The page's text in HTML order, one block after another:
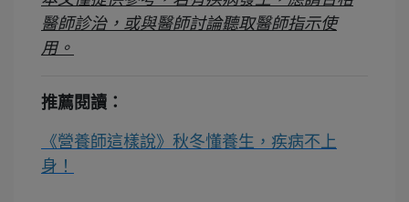
醫師診治，或與醫師討論聽取醫師指示使
用。
推薦閱讀：
《營養師這樣說》秋冬懂養生，疾病不上
身！